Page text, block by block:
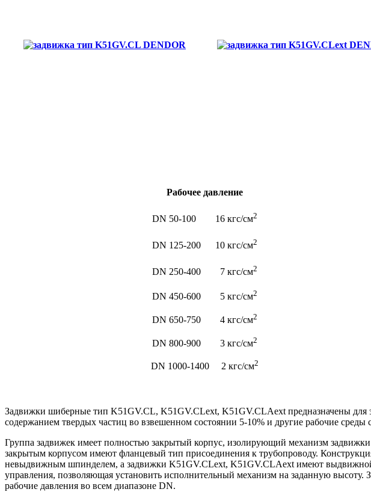
Рабочее давление
DN 50-100 16 кгс/см2
DN 125-200 10 кгс/см2
DN 250-400 7 кгс/см2
DN 450-600 5 кгс/см2
DN 650-750 4 кгс/см2
DN 800-900 3 кгс/см2
DN 1000-1400 2 кгс/см2
Задвижки шиберные тип K51GV.CL, K51GV.CLext, K51GV.CLAext предназначены
содержанием твердых частиц во взвешенном состоянии 5-10% и другие рабочие среды
Группа задвижек имеет полностью закрытый корпус, изолирующий механизм
закрытым корпусом имеют фланцевый тип присоединения к трубопроводу.
невыдвижным шпинделем, а задвижки K51GV.CLext, K51GV.CLAext имеют
управления, позволяющая установить исполнительный механизм на заданную
рабочие давления во всем диапазоне DN.